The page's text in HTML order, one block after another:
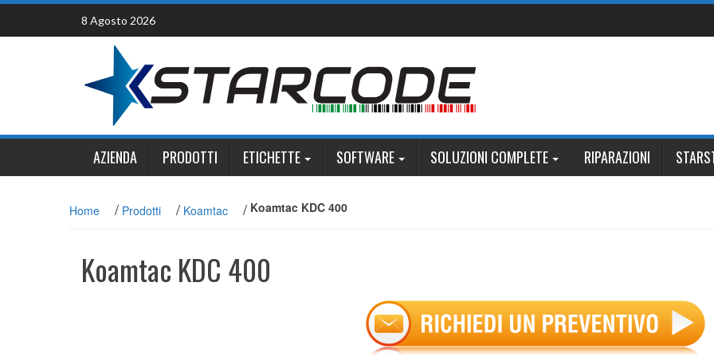
Skip
content
8 Agosto 2026
AZIENDA PRODOTTI ETICHETTE SOFTWARE SOLUZIONI COMPLETE RIPARAZIONI
Home / Prodotti / Koamtac / Koamtac KDC 400
Koamtac KDC 400